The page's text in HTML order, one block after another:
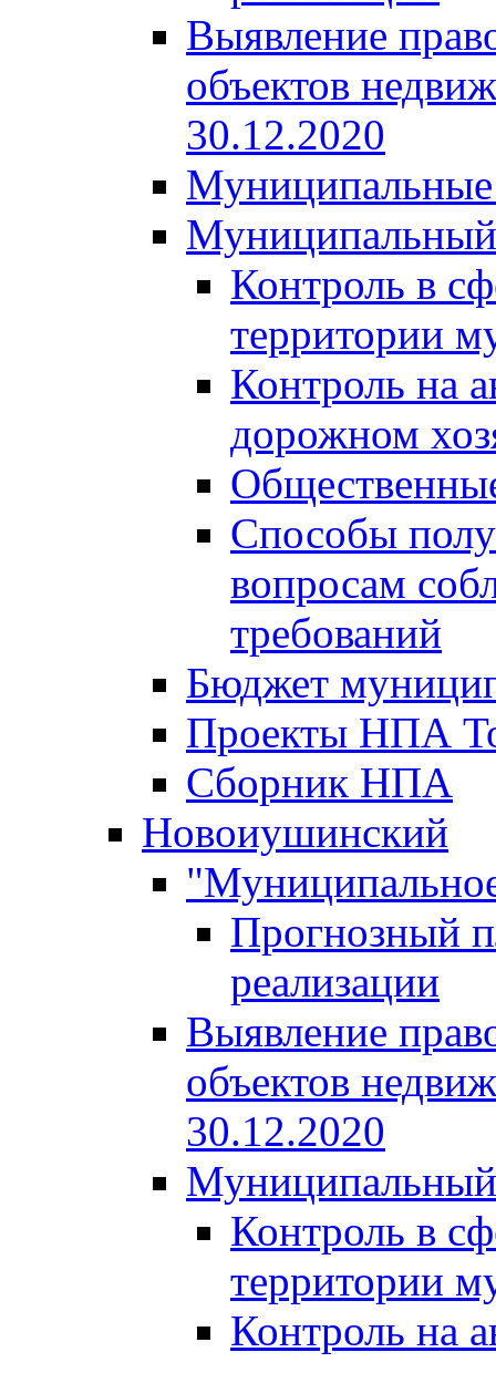
Выявление
объектов
30.12.2020
Муниципальные
Муниципальный
Контроль в
территории
Контроль на
дорожном
Способы
вопросам
требований
Бюджет
Проекты НПА
Сборник НПА
Новоиушинский
Прогнозный
реализации
Выявление
объектов
30.12.2020
Муниципальный
Контроль в
территории
Контроль на